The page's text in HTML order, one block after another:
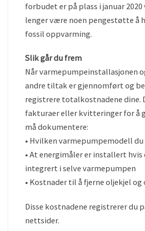
forbudet er på plass i januar
lenger være noen pengestøtte å
fossil oppvarming.
Slik går du frem
Når varmepumpeinstallasjonen
andre tiltak er gjennomført og
registrere totalkostnadene dine.
fakturaer eller kvitteringer for å
må dokumentere:
• Hvilken varmepumpemodell
• At energimåler er installert hvis
integrert i selve varmepumpen
• Kostnader til å fjerne oljekjel
Disse kostnadene registrerer du
nettsider.